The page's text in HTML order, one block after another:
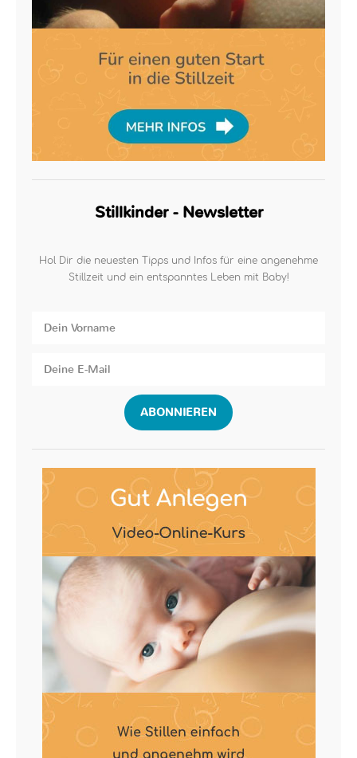
Stillkinder - Newsletter
Hol Dir die neuesten Tipps und Infos für eine angenehme
Stillzeit und ein entspanntes Leben mit Baby!
ABONNIEREN